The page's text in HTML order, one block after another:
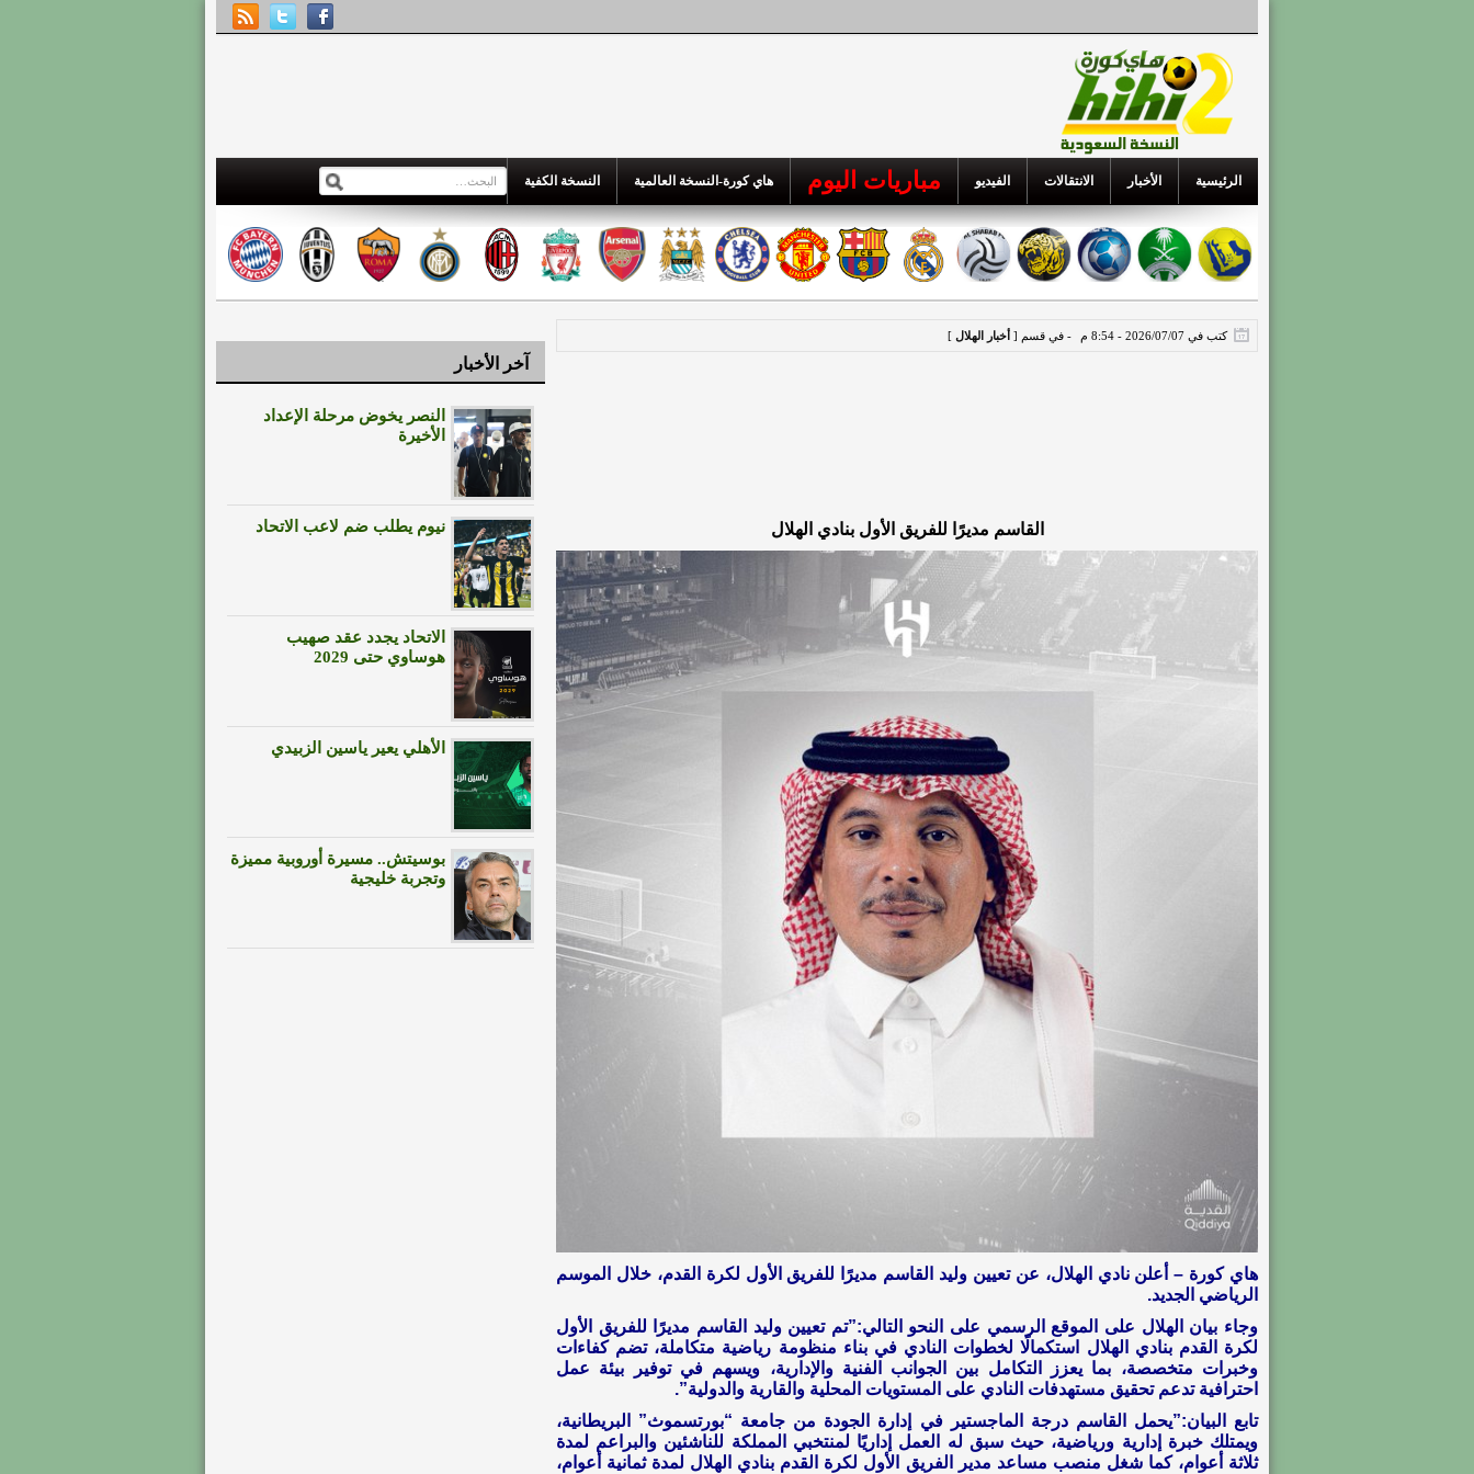
الرئيسية الأخبار الانتقالات الفيديو مباريات اليوم هاي كورة-النسخة العالمية النسخة الكفية
كتب في 2026/07/07 - 8:54 م - في قسم [ أخبار الهلال ]
القاسم مديرًا للفريق الأول بنادي الهلال
هاي كورة – أعلن نادي الهلال، عن تعيين وليد القاسم مديرًا للفريق الأول لكرة القدم، خلال الموسم
الرياضي الجديد.
وجاء بيان الهلال على الموقع الرسمي على النحو التالي:”تم تعيين وليد القاسم مديرًا للفريق الأول
لكرة القدم بنادي الهلال استكمالًا لخطوات النادي في بناء منظومة رياضية متكاملة، تضم كفاءات
وخبرات متخصصة، بما يعزز التكامل بين الجوانب الفنية والإدارية، ويسهم في توفير بيئة عمل
احترافية تدعم تحقيق مستهدفات النادي على المستويات المحلية والقارية والدولية”.
تابع البيان:”يحمل القاسم درجة الماجستير في إدارة الجودة من جامعة “بورتسموث” البريطانية،
ويمتلك خبرة إدارية ورياضية، حيث سبق له العمل إداريًا لمنتخبي المملكة للناشئين والبراعم لمدة
ثلاثة أعوام، كما شغل منصب مساعد مدير الفريق الأول لكرة القدم بنادي الهلال لمدة ثمانية أعوام،
آخر الأخبار
النصر يخوض مرحلة الإعداد
الأخيرة
نيوم يطلب ضم لاعب الاتحاد
الاتحاد يجدد عقد صهيب
هوساوي حتى 2029
الأهلي يعير ياسين الزبيدي
بوسيتش.. مسيرة أوروبية مميزة
وتجربة خليجية